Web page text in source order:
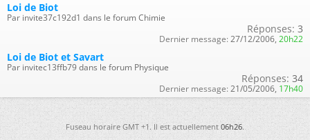
Loi de Biot
Par invite37c192d1 dans le forum Chimie
Réponses: 3
Dernier message: 27/12/2006, 20h22
Loi de Biot et Savart
Par invitec13ffb79 dans le forum Physique
Réponses: 34
Dernier message: 21/05/2006, 17h40
Fuseau horaire GMT +1. Il est actuellement06h26.